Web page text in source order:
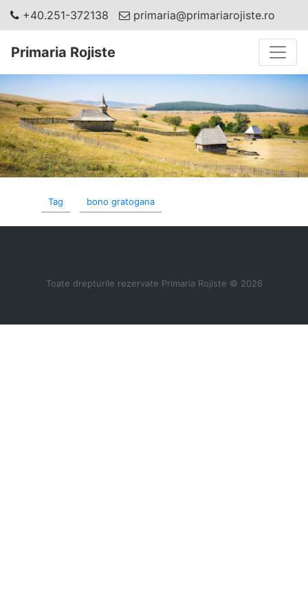
+40.251-372138 primaria@primariarojiste.ro
Primaria Rojiste
Tag bono gratogana
Toate drepturile rezervate Primaria Rojiste © 2026